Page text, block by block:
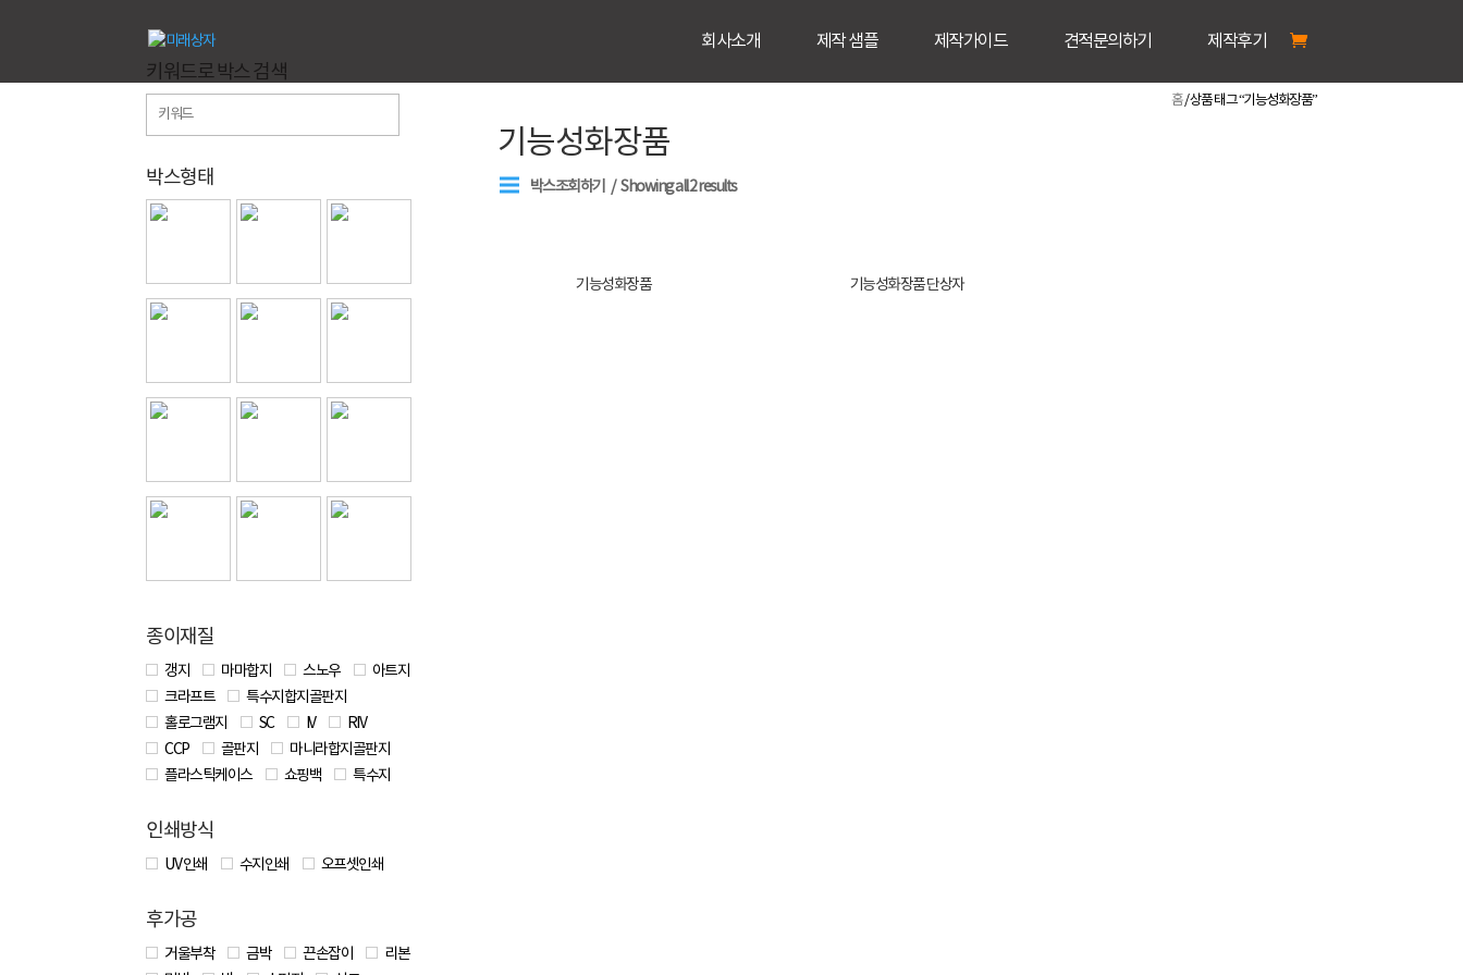
회사소개 제작 샘플 제작가이드 견적문의하기 제작후기
홈/ 상품 태그 “기능성화장품”
기능성화장품
박스조회하기 Showing all 2 results
기능성화장품 기능성화장품 단상자
키워드로 박스 검색
박스형태
종이재질
갱지 마마합지 스노우
아트지
크라프트
특수지합지골판지
홀로그램지
SC IV
RIV
CCP
골판지
마니라합지골판지
플라스틱케이스
쇼핑백 특수지
인쇄방식
UV 인쇄 수지인쇄 오프셋인쇄
후가공
거울부착 금박 끈손잡이
리본